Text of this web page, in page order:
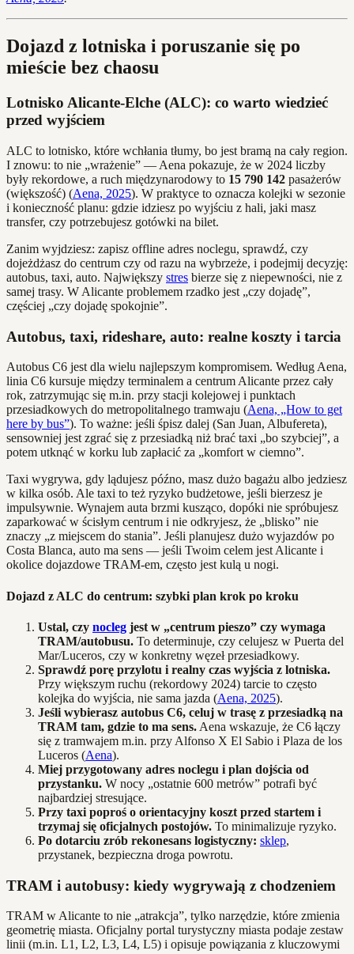
Dojazd z lotniska i poruszanie się po
mieście bez chaosu
Lotnisko Alicante-Elche (ALC): co warto wiedzieć
przed wyjściem
ALC to lotnisko, które wchłania tłumy, bo jest bramą na cały region.
I znowu: to nie „wrażenie” — Aena pokazuje, że w 2024 liczby
były rekordowe, a ruch międzynarodowy to 15 790 142 pasażerów
(większość) (Aena, 2025). W praktyce to oznacza kolejki w sezonie
i konieczność planu: gdzie idziesz po wyjściu z hali, jaki masz
transfer, czy potrzebujesz gotówki na bilet.
Zanim wyjdziesz: zapisz offline adres noclegu, sprawdź, czy
dojeżdżasz do centrum czy od razu na wybrzeże, i podejmij decyzję:
autobus, taxi, auto. Największy stres bierze się z niepewności, nie z
samej trasy. W Alicante problemem rzadko jest „czy dojadę”,
częściej „czy dojadę spokojnie”.
Autobus, taxi, rideshare, auto: realne koszty i tarcia
Autobus C6 jest dla wielu najlepszym kompromisem. Według Aena,
linia C6 kursuje między terminalem a centrum Alicante przez cały
rok, zatrzymując się m.in. przy stacji kolejowej i punktach
przesiadkowych do metropolitalnego tramwaju (Aena, „How to get
here by bus”). To ważne: jeśli śpisz dalej (San Juan, Albufereta),
sensowniej jest zgrać się z przesiadką niż brać taxi „bo szybciej”, a
potem utknąć w korku lub zapłacić za „komfort w ciemno”.
Taxi wygrywa, gdy lądujesz późno, masz dużo bagażu albo jedziesz
w kilka osób. Ale taxi to też ryzyko budżetowe, jeśli bierzesz je
impulsywnie. Wynajem auta brzmi kusząco, dopóki nie spróbujesz
zaparkować w ścisłym centrum i nie odkryjesz, że „blisko” nie
znaczy „z miejscem do stania”. Jeśli planujesz dużo wyjazdów po
Costa Blanca, auto ma sens — jeśli Twoim celem jest Alicante i
okolice dojazdowe TRAM-em, często jest kulą u nogi.
Dojazd z ALC do centrum: szybki plan krok po kroku
Ustal, czy nocleg jest w „centrum pieszo” czy wymaga
TRAM/autobusu. To determinuje, czy celujesz w Puerta del
Mar/Luceros, czy w konkretny węzeł przesiadkowy.
Sprawdź porę przylotu i realny czas wyjścia z lotniska.
Przy większym ruchu (rekordowy 2024) tarcie to często
kolejka do wyjścia, nie sama jazda (Aena, 2025).
Jeśli wybierasz autobus C6, celuj w trasę z przesiadką na
TRAM tam, gdzie to ma sens. Aena wskazuje, że C6 łączy
się z tramwajem m.in. przy Alfonso X El Sabio i Plaza de los
Luceros (Aena).
Miej przygotowany adres noclegu i plan dojścia od
przystanku. W nocy „ostatnie 600 metrów” potrafi być
najbardziej stresujące.
Przy taxi poproś o orientacyjny koszt przed startem i
trzymaj się oficjalnych postojów. To minimalizuje ryzyko.
Po dotarciu zrób rekonesans logistyczny: sklep,
przystanek, bezpieczna droga powrotu.
TRAM i autobusy: kiedy wygrywają z chodzeniem
TRAM w Alicante to nie „atrakcja”, tylko narzędzie, które zmienia
geometrię miasta. Oficjalny portal turystyczny miasta podaje zestaw
linii (m.in. L1, L2, L3, L4, L5) i opisuje powiązania z kluczowymi